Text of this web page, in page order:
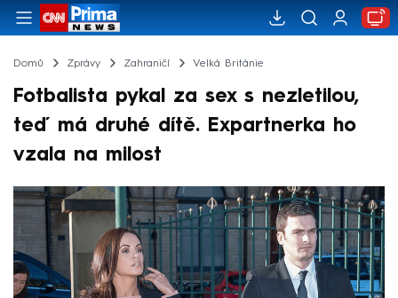
Domů Zprávy Zahraničí Velká Británie
Fotbalista pykal za sex s nezletilou,
teď má druhé dítě. Expartnerka ho
vzala na milost